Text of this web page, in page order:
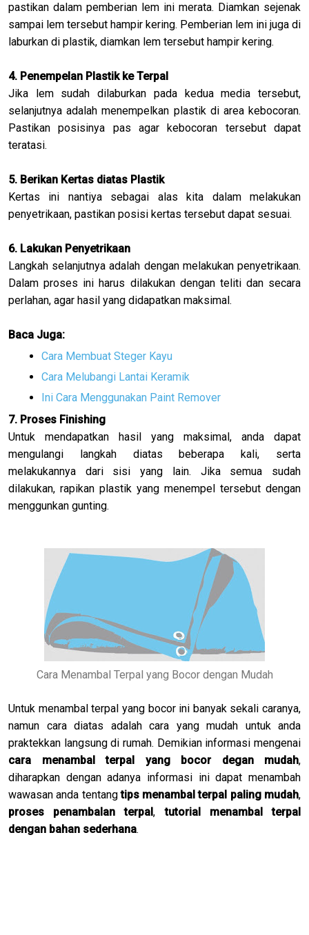
pastikan dalam pemberian lem ini merata. Diamkan sejenak
sampai lem tersebut hampir kering. Pemberian lem ini juga di
laburkan di plastik, diamkan lem tersebut hampir kering.
4. Penempelan Plastik ke Terpal
Jika lem sudah dilaburkan pada kedua media tersebut,
selanjutnya adalah menempelkan plastik di area kebocoran.
Pastikan posisinya pas agar kebocoran tersebut dapat
teratasi.
5. Berikan Kertas diatas Plastik
Kertas ini nantiya sebagai alas kita dalam melakukan
penyetrikaan, pastikan posisi kertas tersebut dapat sesuai.
6. Lakukan Penyetrikaan
Langkah selanjutnya adalah dengan melakukan penyetrikaan.
Dalam proses ini harus dilakukan dengan teliti dan secara
perlahan, agar hasil yang didapatkan maksimal.
Baca Juga:
Cara Membuat Steger Kayu
Cara Melubangi Lantai Keramik
Ini Cara Menggunakan Paint Remover
7. Proses Finishing
Untuk mendapatkan hasil yang maksimal, anda dapat
mengulangi langkah diatas beberapa kali, serta
melakukannya dari sisi yang lain. Jika semua sudah
dilakukan, rapikan plastik yang menempel tersebut dengan
menggunkan gunting.
Cara Menambal Terpal yang Bocor dengan Mudah
Untuk menambal terpal yang bocor ini banyak sekali caranya,
namun cara diatas adalah cara yang mudah untuk anda
praktekkan langsung di rumah. Demikian informasi mengenai
cara menambal terpal yang bocor degan mudah,
diharapkan dengan adanya informasi ini dapat menambah
wawasan anda tentangtips menambal terpal paling mudah,
proses penambalan terpal,tutorial menambal terpal
dengan bahan sederhana.